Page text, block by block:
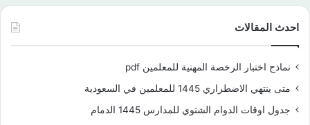
احدث المقالات
نماذج اختبار الرخصة المهنية للمعلمين pdf
متى ينتهي الاضطراري 1445 للمعلمين في السعودية
جدول اوقات الدوام الشتوي للمدارس 1445 الدمام